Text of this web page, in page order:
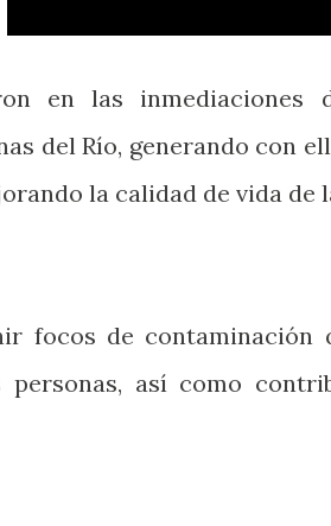
en las inmediaciones
del Río, generando con
la calidad de vida de
focos de contaminación
así como